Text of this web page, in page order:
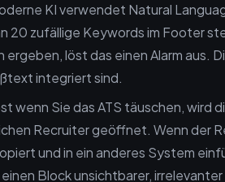
KI verwendet Natural
20 zufällige Keywords im Footer
löst das einen Alarm aus.
integriert sind.
wenn Sie das ATS täuschen, wird
Recruiter geöffnet. Wenn der
und in ein anderes System
Block unsichtbarer,